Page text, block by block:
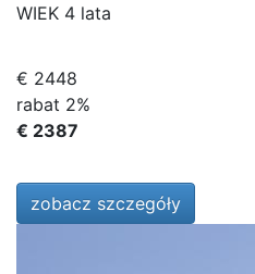
WIEK 4 lata
€ 2448
rabat 2%
€ 2387
zobacz szczegóły